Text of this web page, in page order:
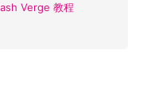
Verge 教程